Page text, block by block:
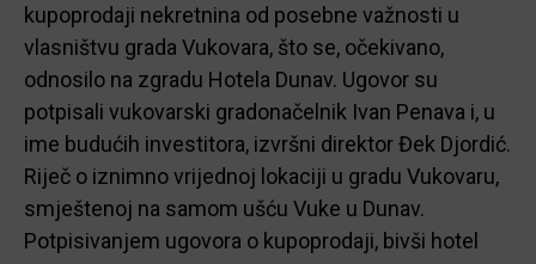
kupoprodaji nekretnina od posebne važnosti u
vlasništvu grada Vukovara, što se, očekivano,
odnosilo na zgradu Hotela Dunav. Ugovor su
potpisali vukovarski gradonačelnik Ivan Penava i, u
ime budućih investitora, izvršni direktor Đek Djordić.
Riječ o iznimno vrijednoj lokaciji u gradu Vukovaru,
smještenoj na samom ušću Vuke u Dunav.
Potpisivanjem ugovora o kupoprodaji, bivši hotel